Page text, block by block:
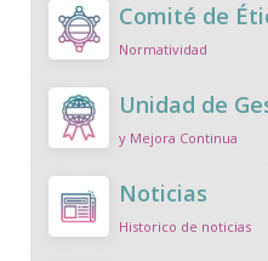
Comité de
Normatividad
Unidad de
y Mejora Continua
Noticias
Historico de noticias